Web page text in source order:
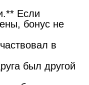
Если
бонус не
в
был другой